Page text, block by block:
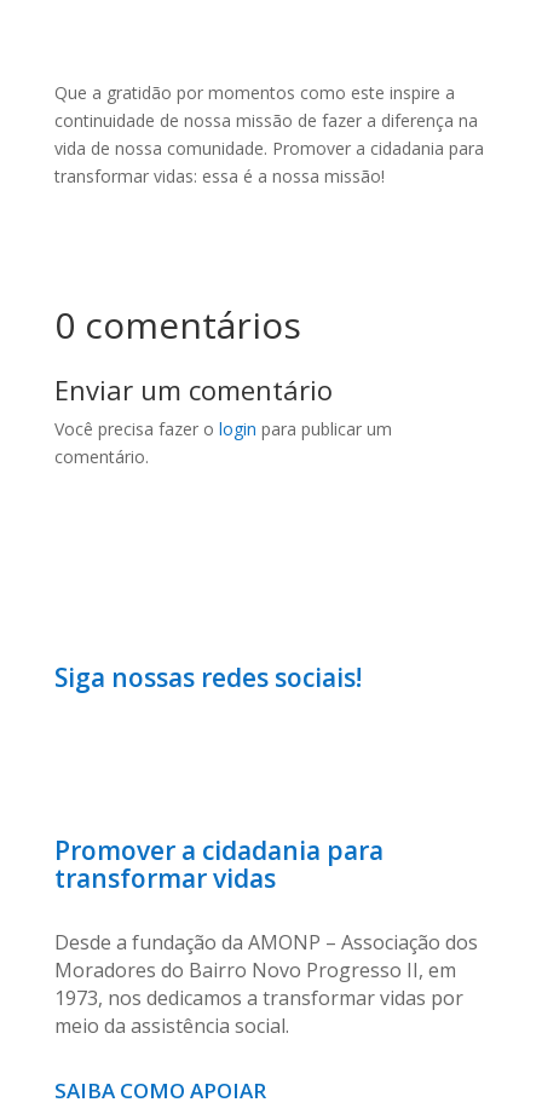
Que a gratidão por momentos como este inspire a
continuidade de nossa missão de fazer a diferença na
vida de nossa comunidade. Promover a cidadania para
transformar vidas: essa é a nossa missão!
0 comentários
Enviar um comentário
Você precisa fazer o login para publicar um
comentário.
Siga nossas redes sociais!
Promover a cidadania para
transformar vidas
Desde a fundação da AMONP – Associação dos
Moradores do Bairro Novo Progresso II, em
1973, nos dedicamos a transformar vidas por
meio da assistência social.
SAIBA COMO APOIAR